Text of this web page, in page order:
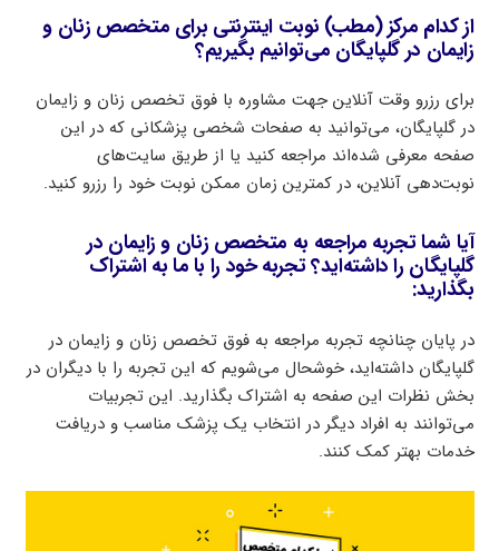
از کدام مرکز (مطب) نوبت اینترنتی برای متخصص زنان و
زایمان در گلپایگان می‌توانیم بگیریم؟
برای رزرو وقت آنلاین جهت مشاوره با فوق تخصص زنان و زایمان
در گلپایگان، می‌توانید به صفحات شخصی پزشکانی که در این
صفحه معرفی شده‌اند مراجعه کنید یا از طریق سایت‌های
نوبت‌دهی آنلاین، در کمترین زمان ممکن نوبت خود را رزرو کنید.
آیا شما تجربه مراجعه به متخصص زنان و زایمان در
گلپایگان را داشته‌اید؟ تجربه خود را با ما به اشتراک
بگذارید:
در پایان چنانچه تجربه مراجعه به فوق تخصص زنان و زایمان در
گلپایگان داشته‌اید، خوشحال می‌شویم که این تجربه را با دیگران در
بخش نظرات این صفحه به اشتراک بگذارید. این تجربیات
می‌توانند به افراد دیگر در انتخاب یک پزشک مناسب و دریافت
خدمات بهتر کمک کنند.